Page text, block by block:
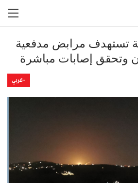
تستهدف مرابض مدفعية
وتحقق إصابات مباشرة
-عربي